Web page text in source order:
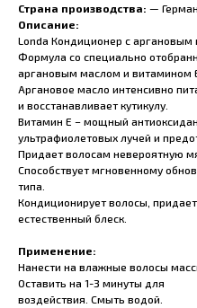
Страна производства: —
Описание:
Londa Кондиционер с аргановым
Формула со специально
аргановым маслом и витамином
Аргановое масло интенсивно
и восстанавливает кутикулу.
Витамин Е – мощный
ультрафиолетовых лучей и
Придает волосам невероятную
Способствует мгновенному
типа.
Кондиционирует волосы,
естественный блеск.
Применение:
Нанести на влажные волосы
Оставить на 1-3 минуты для
воздействия. Смыть водой.